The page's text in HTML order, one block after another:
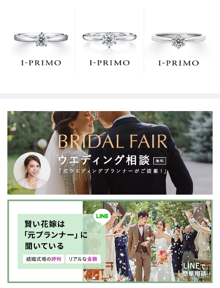
でお待ちしております。リング選びの最初の一歩をご一
緒に。まずは、アイプリモへ。